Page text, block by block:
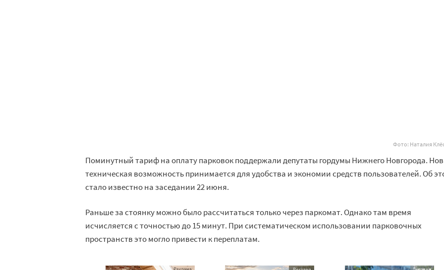
Фото: Наталия
Поминутный тариф на оплату парковок поддержали депутаты гордумы Нижнего Новгорода.
техническая возможность принимается для удобства и экономии средств пользователей. Об
стало известно на заседании 22 июня.
Раньше за стоянку можно было рассчитаться только через паркомат. Однако там время
исчисляется с точностью до 15 минут. При систематическом использовании парковочных
пространств это могло привести к переплатам.